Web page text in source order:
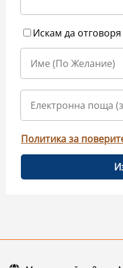
Искам да
Политика за